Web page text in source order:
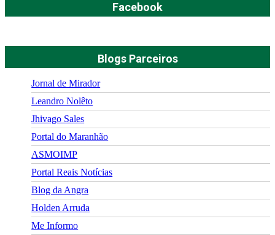
Facebook
Blogs Parceiros
Jornal de Mirador
Leandro Nolêto
Jhivago Sales
Portal do Maranhão
ASMOIMP
Portal Reais Notí­cias
Blog da Angra
Holden Arruda
Me Informo